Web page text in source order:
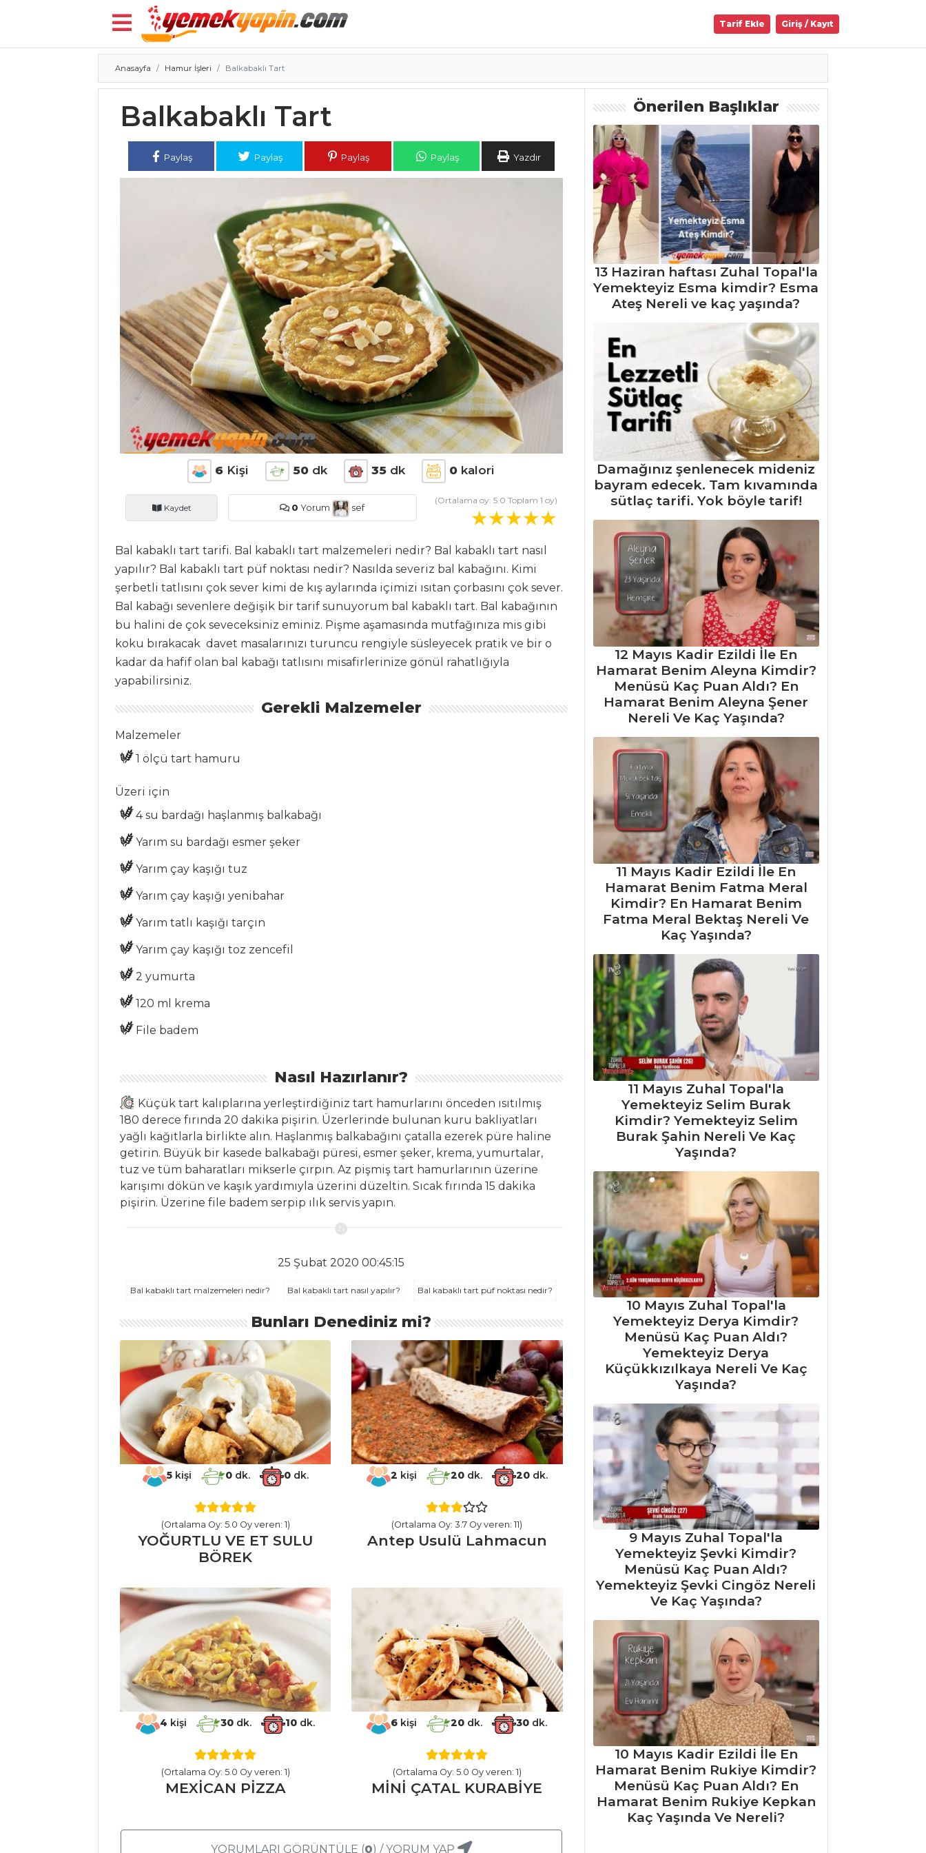
Kategoriler
ÇORBALAR
Hünkar Çorbası
Toyga Çorbası
Buğdaylı Pazı
Deniz Mahsüllü
Ispanaklı Palamut
Levrek Marine
Zeytinli Patates
Şef'den yemeği
enginar dolması
kavurmalı bulgur
pilavı nasıl yapılır?
PATLICANLI VE
Tarif Ekle Giriş / Kayıt
Anasayfa Hamur İşleri Balkabaklı Tart
Balkabaklı Tart
Paylaş Paylaş Paylaş Paylaş Yazdır
6 Kişi 50 dk 35 dk 0 kalori
Kaydet 0 Yorum sef
(Ortalama oy: 5.0 Toplam 1 oy)
Bal kabaklı tart tarifi. Bal kabaklı tart malzemeleri nedir? Bal kabaklı tart nasıl
yapılır? Bal kabaklı tart püf noktası nedir? Nasılda severiz bal kabağını. Kimi
şerbetli tatlısını çok sever kimi de kış aylarında içimizi ısıtan çorbasını çok sever.
Bal kabağı sevenlere değişik bir tarif sunuyorum bal kabaklı tart. Bal kabağının
bu halini de çok seveceksiniz eminiz. Pişme aşamasında mutfağınıza mis gibi
koku bırakacak davet masalarınızı turuncu rengiyle süsleyecek pratik ve bir o
kadar da hafif olan bal kabağı tatlısını misafirlerinize gönül rahatlığıyla
yapabilirsiniz.
Gerekli Malzemeler
Malzemeler
1 ölçü tart hamuru
Üzeri için
4 su bardağı haşlanmış balkabağı
Yarım su bardağı esmer şeker
Yarım çay kaşığı tuz
Yarım çay kaşığı yenibahar
Yarım tatlı kaşığı tarçın
Yarım çay kaşığı toz zencefil
2 yumurta
120 ml krema
File badem
Nasıl Hazırlanır?
Küçük tart kalıplarına yerleştirdiğiniz tart hamurlarını önceden ısıtılmış
180 derece fırında 20 dakika pişirin. Üzerlerinde bulunan kuru bakliyatları
yağlı kağıtlarla birlikte alın. Haşlanmış balkabağını çatalla ezerek püre haline
getirin. Büyük bir kasede balkabağı püresi, esmer şeker, krema, yumurtalar,
tuz ve tüm baharatları mikserle çırpın. Az pişmiş tart hamurlarının üzerine
karışımı dökün ve kaşık yardımıyla üzerini düzeltin. Sıcak fırında 15 dakika
pişirin. Üzerine file badem serpip ılık servis yapın.
25 Şubat 2020 00:45:15
Bal kabaklı tart malzemeleri nedir? Bal kabaklı tart nasıl yapılır? Bal kabaklı tart püf noktası nedir?
Bunları Denediniz mi?
5kişi 0dk. 0dk.
(Ortalama Oy: 5.0 Oy veren: 1)
YOĞURTLU VE ET SULU
BÖREK
2 kişi 20dk. 20dk.
(Ortalama Oy: 3.7 Oy veren: 11)
Antep Usulü Lahmacun
4 kişi 30 dk. 10 dk.
(Ortalama Oy: 5.0 Oy veren: 1)
MEXİCAN PİZZA
6 kişi 20 dk. 30 dk.
(Ortalama Oy: 5.0 Oy veren: 1)
MİNİ ÇATAL KURABİYE
YORUMLARI GÖRÜNTÜLE (0) / YORUM YAP
Önerilen Başlıklar
13 Haziran haftası Zuhal Topal'la
Yemekteyiz Esma kimdir? Esma
Ateş Nereli ve kaç yaşında?
Damağınız şenlenecek mideniz
bayram edecek. Tam kıvamında
sütlaç tarifi. Yok böyle tarif!
12 Mayıs Kadir Ezildi İle En
Hamarat Benim Aleyna Kimdir?
Menüsü Kaç Puan Aldı? En
Hamarat Benim Aleyna Şener
Nereli Ve Kaç Yaşında?
11 Mayıs Kadir Ezildi İle En
Hamarat Benim Fatma Meral
Kimdir? En Hamarat Benim
Fatma Meral Bektaş Nereli Ve
Kaç Yaşında?
11 Mayıs Zuhal Topal'la
Yemekteyiz Selim Burak
Kimdir? Yemekteyiz Selim
Burak Şahin Nereli Ve Kaç
Yaşında?
10 Mayıs Zuhal Topal'la
Yemekteyiz Derya Kimdir?
Menüsü Kaç Puan Aldı?
Yemekteyiz Derya
Küçükkızılkaya Nereli Ve Kaç
Yaşında?
9 Mayıs Zuhal Topal'la
Yemekteyiz Şevki Kimdir?
Menüsü Kaç Puan Aldı?
Yemekteyiz Şevki Cingöz Nereli
Ve Kaç Yaşında?
10 Mayıs Kadir Ezildi İle En
Hamarat Benim Rukiye Kimdir?
Menüsü Kaç Puan Aldı? En
Hamarat Benim Rukiye Kepkan
Kaç Yaşında Ve Nereli?